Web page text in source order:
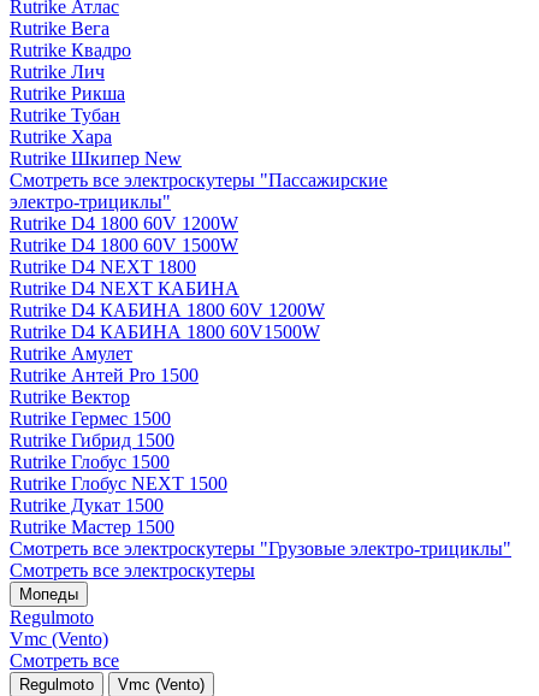
Rutrike Атлас
Rutrike Вега
Rutrike Квадро
Rutrike Лич
Rutrike Рикша
Rutrike Тубан
Rutrike Хара
Rutrike Шкипер New
Смотреть все электро­скутеры "Пассажирские
электро‑трициклы"
Rutrike D4 1800 60V 1200W
Rutrike D4 1800 60V 1500W
Rutrike D4 NEXT 1800
Rutrike D4 NEXT КАБИНА
Rutrike D4 КАБИНА 1800 60V 1200W
Rutrike D4 КАБИНА 1800 60V1500W
Rutrike Амулет
Rutrike Антей Pro 1500
Rutrike Вектор
Rutrike Гермес 1500
Rutrike Гибрид 1500
Rutrike Глобус 1500
Rutrike Глобус NEXT 1500
Rutrike Дукат 1500
Rutrike Мастер 1500
Смотреть все электро­скутеры "Грузовые электро‑трициклы"
Смотреть все электро­скутеры
Мопеды
Regulmoto
Vmc (Vento)
Смотреть все
Regulmoto Vmc (Vento)